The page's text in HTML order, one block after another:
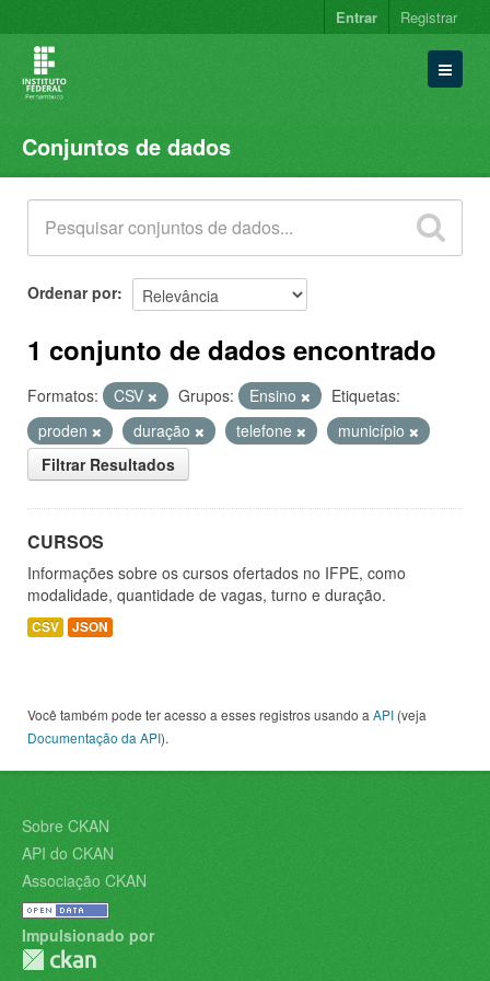
Entrar Registrar
Conjuntos de dados
Organizações
Grupos
Sobre
Conjuntos de dados
Ordenar por
1 conjunto de dados encontrado
Formatos: CSV Grupos: Ensino
Etiquetas:
proden
duração telefone
município
Filtrar Resultados
CURSOS
Informações sobre os cursos ofertados no IFPE, como
modalidade, quantidade de vagas, turno e duração.
CSV JSON
Você também pode ter acesso a esses registros usando a API (veja
Documentação da API).
Sobre CKAN
API do CKAN
Associação CKAN
Impulsionado por